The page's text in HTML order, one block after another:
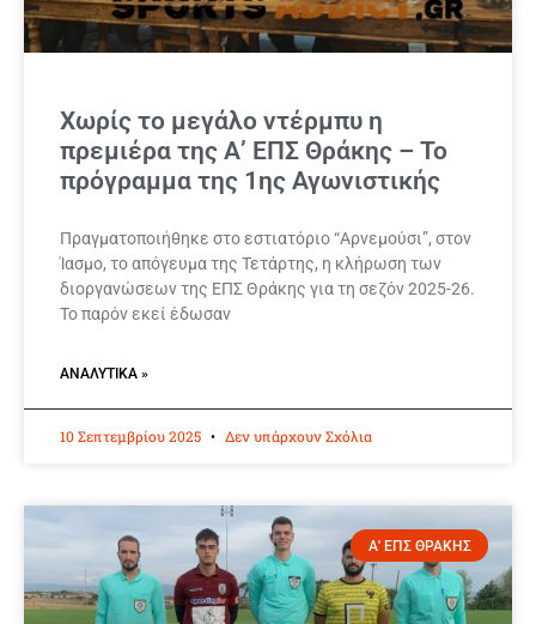
Χωρίς το μεγάλο ντέρμπυ η
πρεμιέρα της Α’ ΕΠΣ Θράκης – Το
πρόγραμμα της 1ης Αγωνιστικής
Πραγματοποιήθηκε στο εστιατόριο “Αρνεμούσι”, στον
Ίασμο, το απόγευμα της Τετάρτης, η κλήρωση των
διοργανώσεων της ΕΠΣ Θράκης για τη σεζόν 2025-26.
Το παρόν εκεί έδωσαν
ΑΝΑΛΥΤΙΚΆ »
10 Σεπτεμβρίου 2025 Δεν υπάρχουν Σχόλια
Α' ΕΠΣ ΘΡΑΚΗΣ